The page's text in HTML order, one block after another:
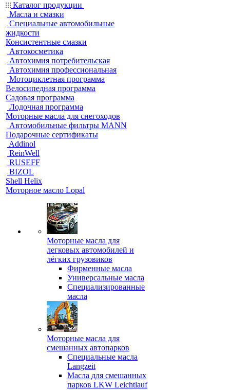
Каталог продукции
Масла и смазки
Специальные автомобильные
жидкости
Консистентные смазки
Автокосметика
Автохимия потребительская
Автохимия профессиональная
Мотоциклетная программа
Велосипедная программа
Садовая программа
Лодочная программа
Моторные масла для снегоходов
Автомобильные фильтры MANN
Подарочные сертификаты
Addinol
ReinWell
RUSEFF
BIZOL
Shell Helix
Моторное масло Lopal
Моторные масла для
легковых автомобилей и
лёгких грузовиков
Фирменные масла
Универсальные масла
Специализированные
масла
Моторные масла для
смешанных автопарков
Специальные масла
Langzeit
Масла для смешанных
парков LKW Leichtlauf